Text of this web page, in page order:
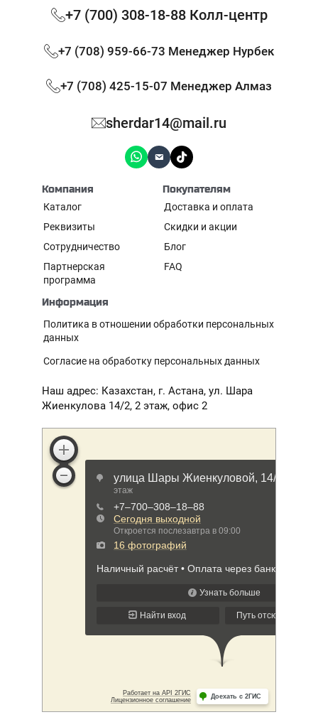
+7 (700) 308-18-88 Колл-центр
+7 (708) 959-66-73 Менеджер Нурбек
+7 (708) 425-15-07 Менеджер Алмаз
sherdar14@mail.ru
Компания
Каталог
Реквизиты
Сотрудничество
Партнерская
программа
Покупателям
Доставка и оплата
Скидки и акции
Блог
FAQ
Информация
Политика в отношении обработки персональных
данных
Согласие на обработку персональных данных
Наш адрес: Казахстан, г. Астана, ул. Шара
Жиенкулова 14/2, 2 этаж, офис 2